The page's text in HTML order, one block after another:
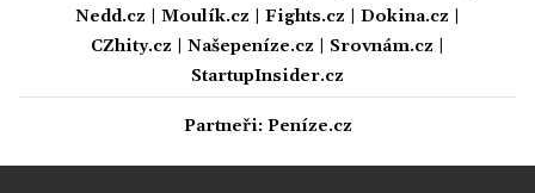
Nedd.cz
Moulík.cz Fights.cz Dokina.cz
CZhity.cz
Našepeníze.cz Srovnám.cz
StartupInsider.cz
Partneři: Peníze.cz